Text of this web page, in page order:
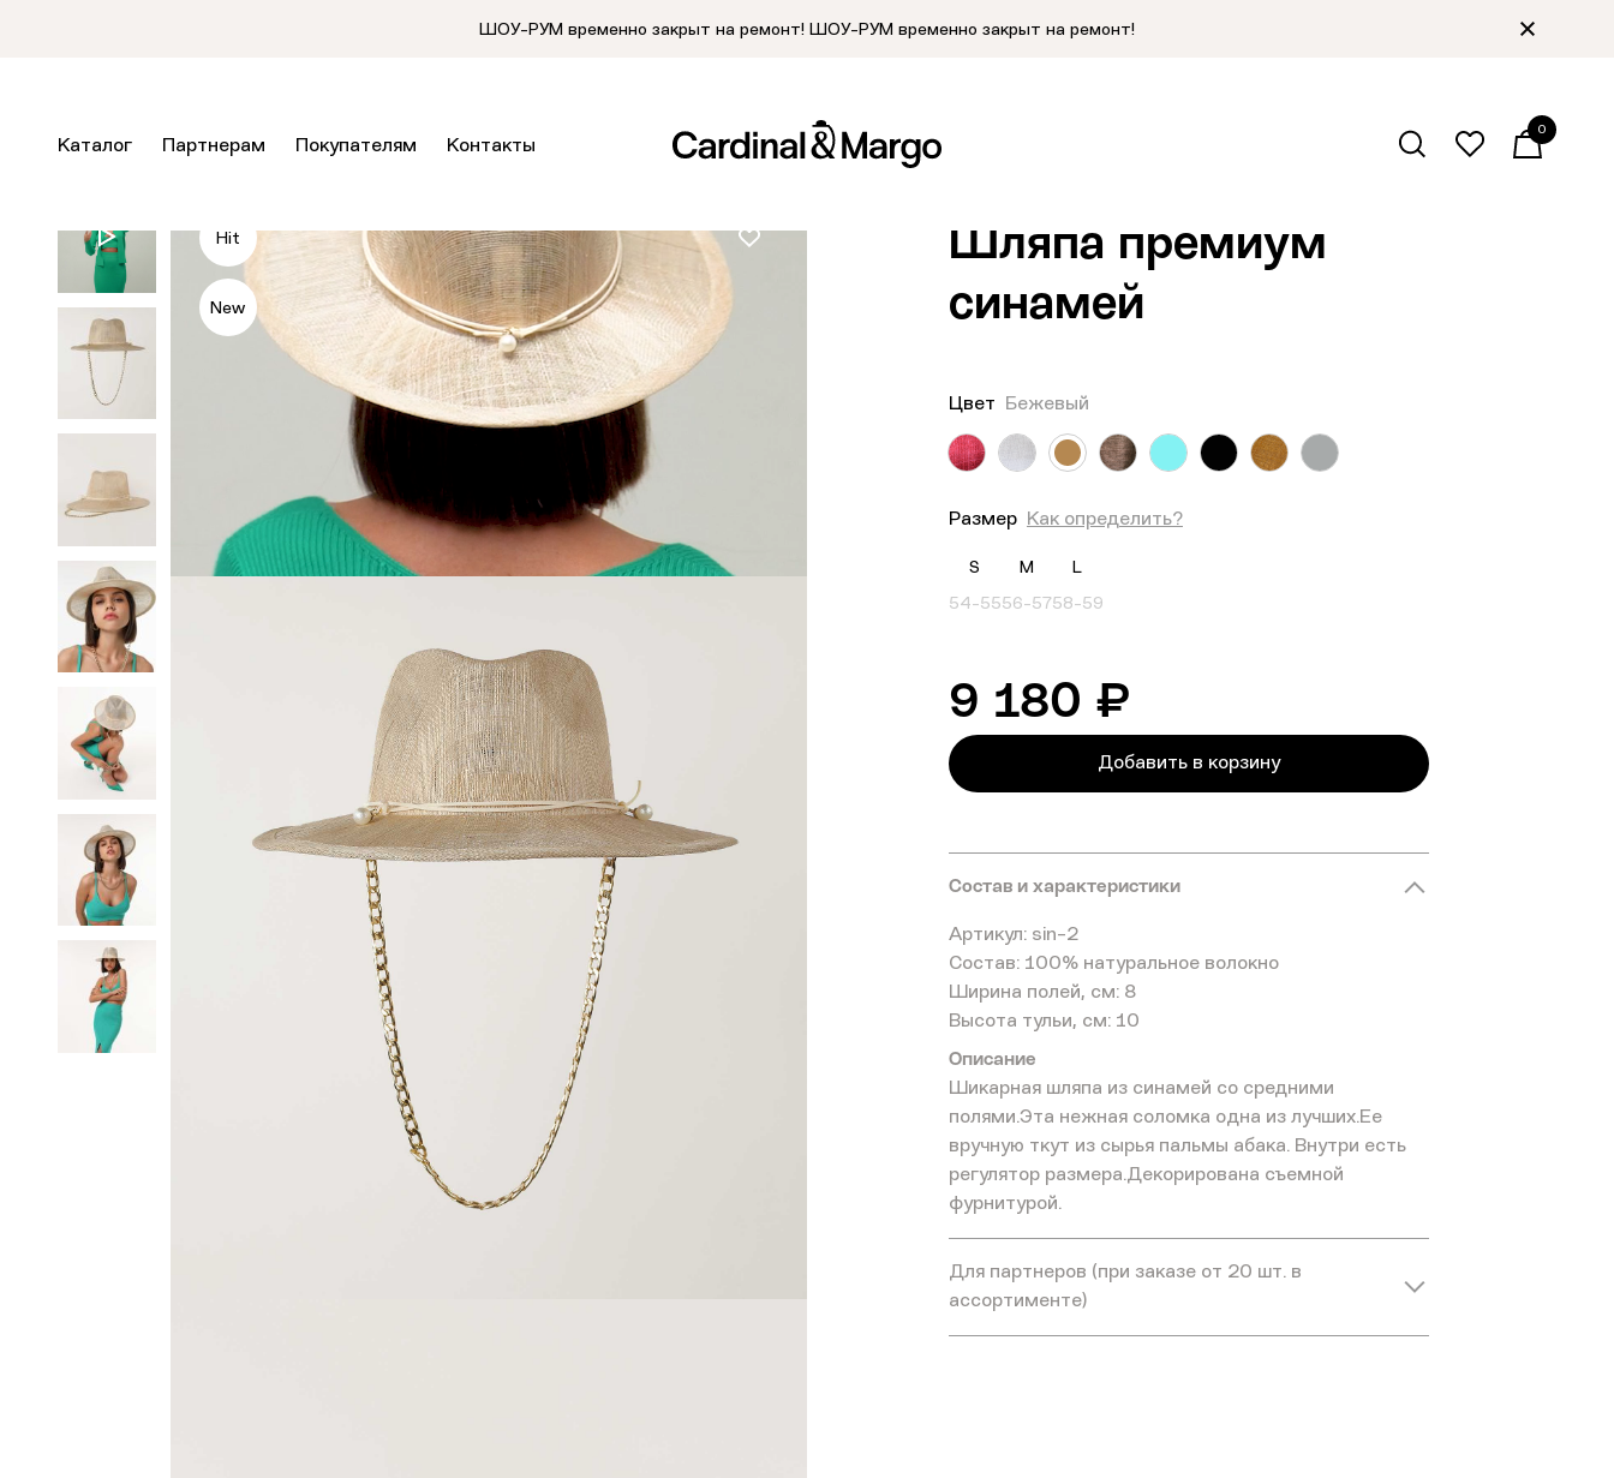
ШОУ-РУМ временно закрыт на ремонт! ШОУ-РУМ временно закрыт на ремонт!
Каталог Партнерам Покупателям Контакты
0
Hit
New
Шляпа премиум
синамей
Цвет Бежевый
Размер Как определить?
S
54-55
M
56-57
L
58-59
9 180 ₽
Добавить в корзину
Состав и характеристики
Артикул: sin-2
Состав: 100% натуральное волокно
Ширина полей, см: 8
Высота тульи, см: 10
Описание
Шикарная шляпа из синамей со средними
полями.Эта нежная соломка одна из лучших.Ее
вручную ткут из сырья пальмы абака. Внутри есть
регулятор размера.Декорирована съемной
фурнитурой.
Для партнеров (при заказе от 20 шт. в
ассортименте)